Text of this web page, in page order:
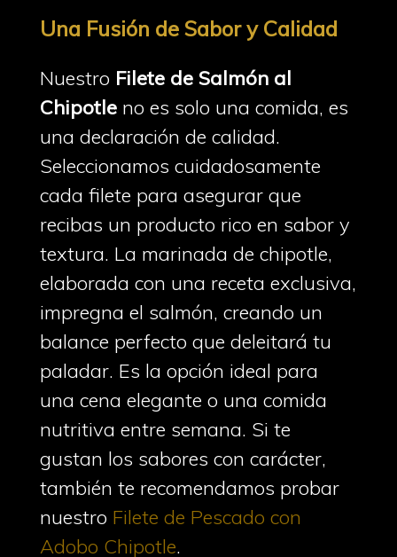
Una Fusión de Sabor y Calidad
Nuestro Filete de Salmón al
Chipotle no es solo una comida, es
una declaración de calidad.
Seleccionamos cuidadosamente
cada filete para asegurar que
recibas un producto rico en sabor y
textura. La marinada de chipotle,
elaborada con una receta exclusiva,
impregna el salmón, creando un
balance perfecto que deleitará tu
paladar. Es la opción ideal para
una cena elegante o una comida
nutritiva entre semana. Si te
gustan los sabores con carácter,
también te recomendamos probar
nuestro Filete de Pescado con
Adobo Chipotle.